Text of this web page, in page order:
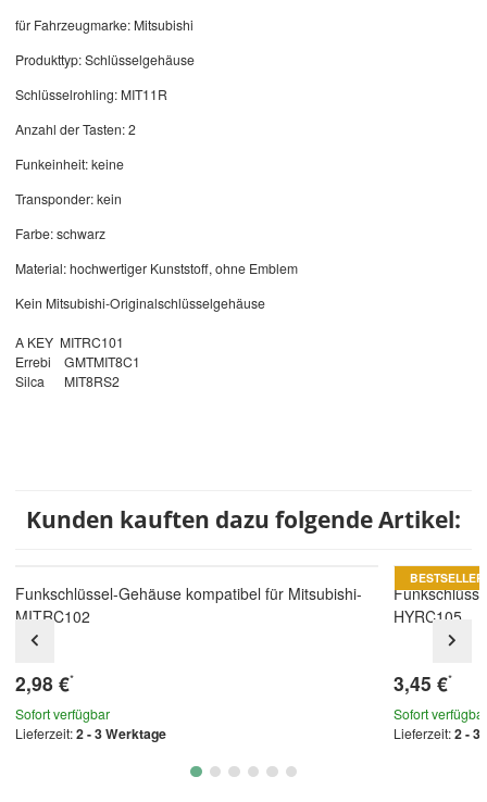
für Fahrzeugmarke: Mitsubishi
Produkttyp: Schlüsselgehäuse
Schlüsselrohling: MIT11R
Anzahl der Tasten: 2
Funkeinheit: keine
Transponder: kein
Farbe: schwarz
Material: hochwertiger Kunststoff, ohne Emblem
Kein Mitsubishi-Originalschlüsselgehäuse
A KEY MITRC101
Errebi GMTMIT8C1
Silca MIT8RS2
Kunden kauften dazu folgende Artikel:
Funkschlüssel-Gehäuse kompatibel für Mitsubishi-
MITRC102
2,98 €*
Sofort verfügbar
Lieferzeit:2 - 3 Werktage
BESTSELLER
HYRC105
3,45 €*
Sofort verfügbar
Lieferzeit:2 - 3